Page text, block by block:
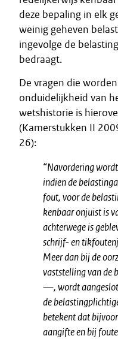
deze bepaling in elk
weinig geheven
ingevolge de
bedraagt.
De vragen die
onduidelijkheid van
wetshistorie is
(Kamerstukken II
26):
“Navordering
indien de
fout, voor de
kenbaar onjuist is
achterwege is
schrijf- en
Meer dan bij de
vaststelling van
—, wordt
de
betekent dat
aangifte en bij